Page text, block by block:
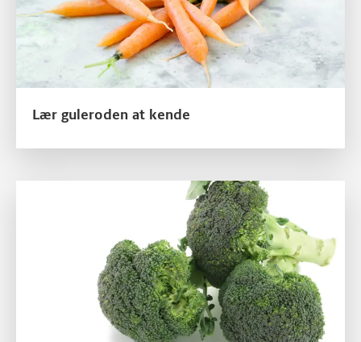
Lær guleroden at kende
Læs mere om Lær broccolien at kende